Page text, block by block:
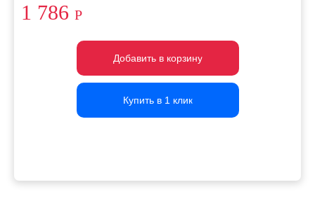
1 786 Р
Добавить в корзину
Добавить в корзину
Добавить в корзину
Купить в 1 клик
Купить в 1 клик
Купить в 1 клик